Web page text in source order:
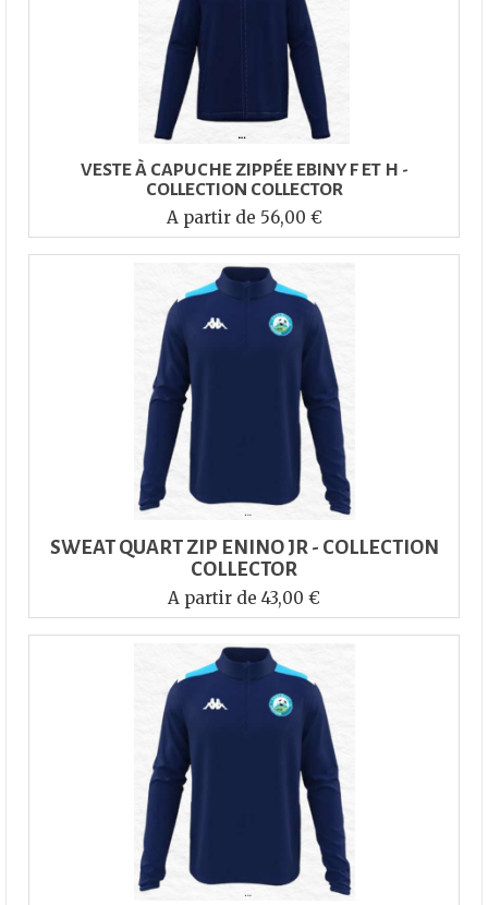
VESTE À CAPUCHE ZIPPÉE EBINY F ET H -
COLLECTION COLLECTOR
A partir de 56,00 €
SWEAT QUART ZIP ENINO JR - COLLECTION
COLLECTOR
A partir de 43,00 €